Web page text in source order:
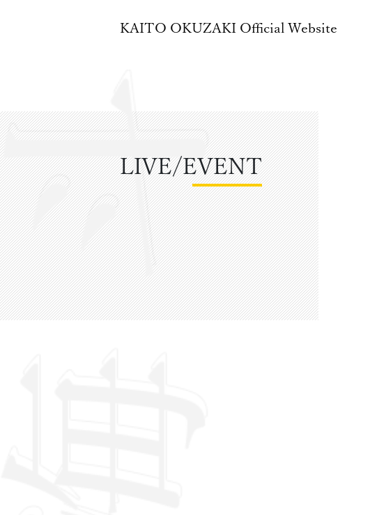
KAITO OKUZAKI Official Website
LIVE/EVENT